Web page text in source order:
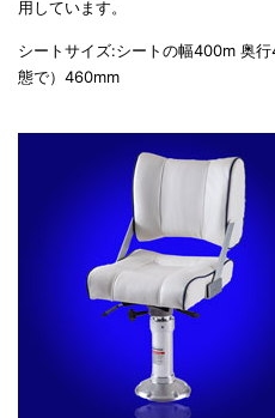
用しています。
シートサイズ:シートの幅400m 奥
態で）460mm